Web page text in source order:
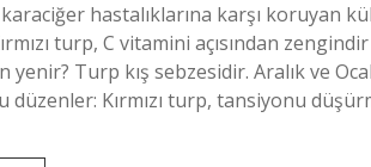
hastalıklarına karşı koruyan
turp, C vitamini açısından
Turp kış sebzesidir. Aralık ve
düzenler: Kırmızı turp, tansiyonu